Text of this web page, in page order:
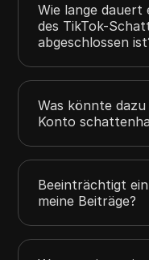
Wie lange dauert
des TikTok-
abgeschlossen
Was könnte
Konto
Beeinträchtigt
meine Beiträge?